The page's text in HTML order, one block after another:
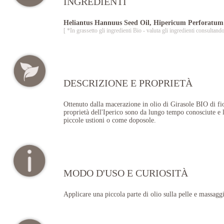
Heliantus Hannuus Seed Oil, Hipericum
[ *In grassetto gli ingredienti Bio - valuta gli ingredienti
DESCRIZIONE E PROPRIETÀ
Ottenuto dalla macerazione in olio di Girasole BIO di
proprietà dell'Iperico sono da lungo tempo conosciute
piccole ustioni o come doposole.
MODO D'USO E CURIOSITÀ
Applicare una piccola parte di olio sulla pelle e